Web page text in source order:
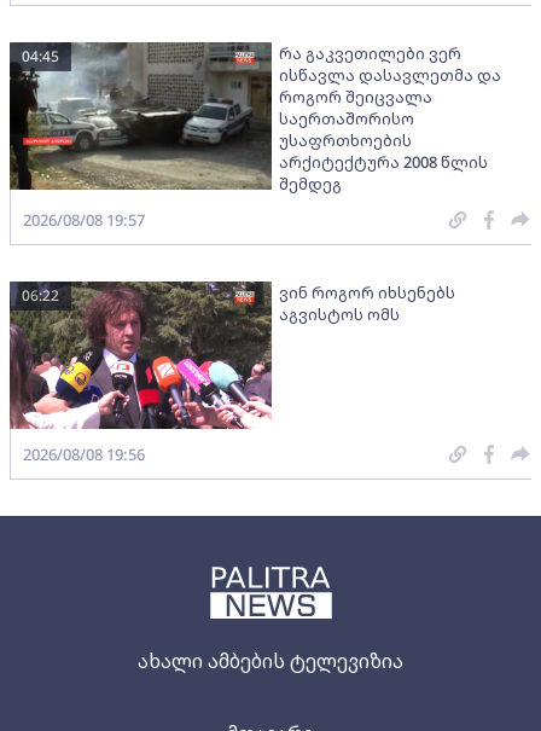
ახალი ამბების ტელევიზია
რა გაკვეთილები ვერ
ისწავლა დასავლეთმა და
როგორ შეიცვალა
საერთაშორისო
უსაფრთხოების
არქიტექტურა 2008 წლის
შემდეგ
04:45
2026/08/08 19:57
ვინ როგორ იხსენებს
აგვისტოს ომს
06:22
2026/08/08 19:56